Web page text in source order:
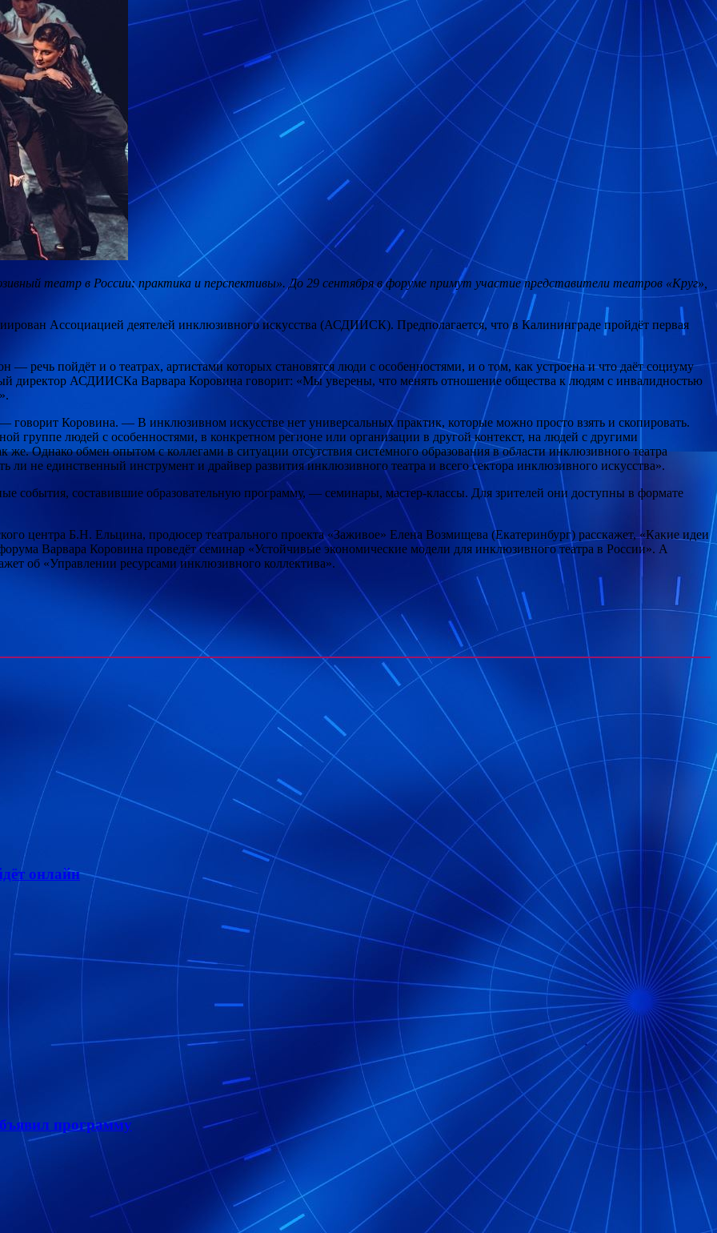
театр в России: практика и перспективы». До 29 сентября в форуме примут участие представители театров «Круг»,
Ассоциацией деятелей инклюзивного искусства (АСДИИСК). Предполагается, что в Калининграде пройдёт первая
— речь пойдёт и о театрах, артистами которых становятся люди с особенностями, и о том, как устроена и что даёт социуму
директор АСДИИСКа Варвара Коровина говорит: «Мы уверены, что менять отношение общества к людям с инвалидностью
говорит Коровина. — В инклюзивном искусстве нет универсальных практик, которые можно просто взять и скопировать.
группе людей с особенностями, в конкретном регионе или организации в другой контекст, на людей с другими
же. Однако обмен опытом с коллегами в ситуации отсутствия системного образования в области инклюзивного театра
не единственный инструмент и драйвер развития инклюзивного театра и всего сектора инклюзивного искусства».
события, составившие образовательную программу, — семинары, мастер-классы. Для зрителей они доступны в формате
центра Б.Н. Ельцина, продюсер театрального проекта «Заживое» Елена Возмищева (Екатеринбург) расскажет, «Какие идеи
Варвара Коровина проведёт семинар «Устойчивые экономические модели для инклюзивного театра в России». А
об «Управлении ресурсами инклюзивного коллектива».
онлайн
программу